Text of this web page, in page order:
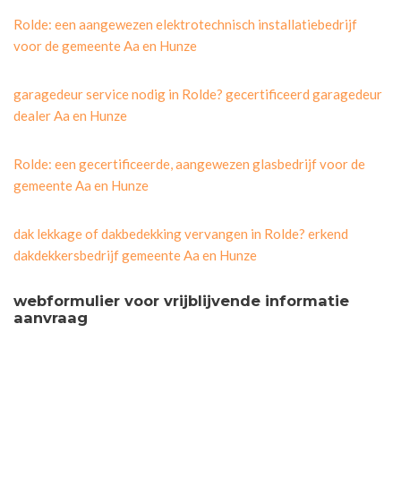
Rolde: een aangewezen elektrotechnisch installatiebedrijf
voor de gemeente Aa en Hunze
garagedeur service nodig in Rolde? gecertificeerd garagedeur
dealer Aa en Hunze
Rolde: een gecertificeerde, aangewezen glasbedrijf voor de
gemeente Aa en Hunze
dak lekkage of dakbedekking vervangen in Rolde? erkend
dakdekkersbedrijf gemeente Aa en Hunze
webformulier voor vrijblijvende informatie
aanvraag